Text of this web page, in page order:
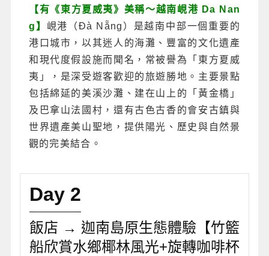
【有《東方夏威夷》美稱～越南峴港 Da Nan
g】 峴港（Đà Nẵng）是越南中部一個重要的
港口城市，以其迷人的海灘、豐富的文化遺產
和現代度假設施而聞名，常被譽為「東方夏威
夷」，是深受遊客歡迎的旅遊勝地。主要景點
包括綿延的美溪沙灘、建在山上的「黃金橋」
及巴拿山法國村，還有古色古香的會安古鎮與
世界遺產美山聖地，提供陽光、歷史與自然景
觀的完美結合。
Day 2
飯店 → 迦南島原生態體驗【竹籃
船欣賞水鄉椰林風光+旋轉咖啡杯